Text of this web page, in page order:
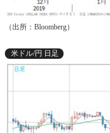
（出所：Bloomberg）
米ドル/円 日足